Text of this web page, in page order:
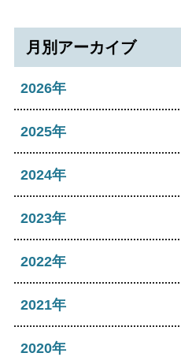
月別アーカイブ
2026年
2026年08月
2026年06月
2026年04月
2026年03月
2026年02月
2025年
2025年12月
2025年10月
2025年08月
2025年07月
2024年
2024年12月
2024年10月
2024年08月
2023年
2023年12月
2023年10月
2022年
2022年12月
2021年
2021年12月
2020年